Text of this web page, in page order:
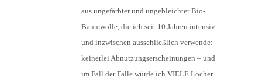
aus ungefärbter und ungebleichter Bio-
Baumwolle, die ich seit 10 Jahren intensiv
und inzwischen ausschließlich verwende:
keinerlei Abnutzungserscheinungen – und
im Fall der Fälle würde ich VIELE Löcher